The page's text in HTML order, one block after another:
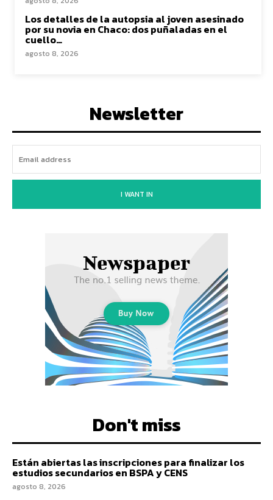
Los detalles de la autopsia al joven asesinado
por su novia en Chaco: dos puñaladas en el
cuello…
agosto 8, 2026
Newsletter
I WANT IN
Don't miss
Están abiertas las inscripciones para finalizar los
estudios secundarios en BSPA y CENS
agosto 8, 2026